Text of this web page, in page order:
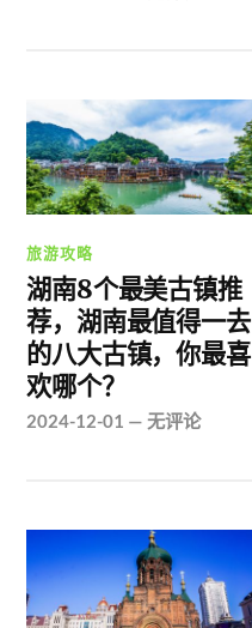
旅游攻略
湖南8个最美古镇推
荐，湖南最值得一去
的八大古镇，你最喜
欢哪个？
2024-12-01 —无评论